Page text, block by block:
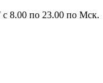
c 8.00 по 23.00 по Мcк.